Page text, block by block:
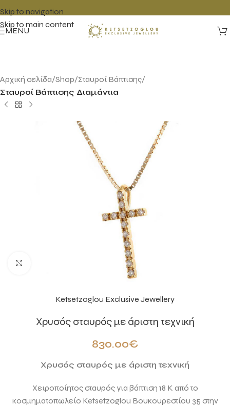
Skip to navigation
Skip to main content
MENU
Αρχική σελίδα Shop Σταυροί Βάπτισης
Σταυροί Βάπτισης Διαμάντια
Ketsetzoglou Exclusive Jewellery
Χρυσός σταυρός με άριστη τεχνική
830.00€
Χρυσός σταυρός με άριστη τεxνική
Χειροποίητος σταυρός για βάπτιση 18 Κ από το
κοσμηματοπωλείο Ketsetzoglou Βουκουρεστίου 35 στην